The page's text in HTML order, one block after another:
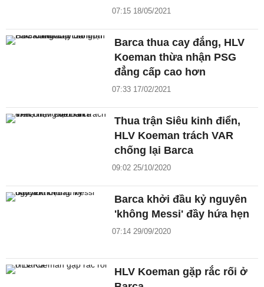
07:15 18/05/2021
Barca thua cay đắng, HLV
Koeman thừa nhận PSG
đẳng cấp cao hơn
07:33 17/02/2021
Thua trận Siêu kinh điển,
HLV Koeman trách VAR
chống lại Barca
09:02 25/10/2020
Barca khởi đầu kỷ nguyên
'không Messi' đầy hứa hẹn
07:14 29/09/2020
HLV Koeman gặp rắc rối ở